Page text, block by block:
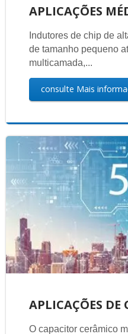
APLICAÇÕES
Indutores de chip de
de tamanho pequeno
multicamada,...
consulte Mais
APLICAÇÕES
O capacitor cerâmico